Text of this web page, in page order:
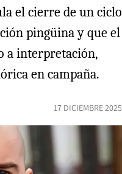
el cierre de un ciclo
pingüina y que el
a interpretación,
en campaña.
17 DICIEMBRE 2025